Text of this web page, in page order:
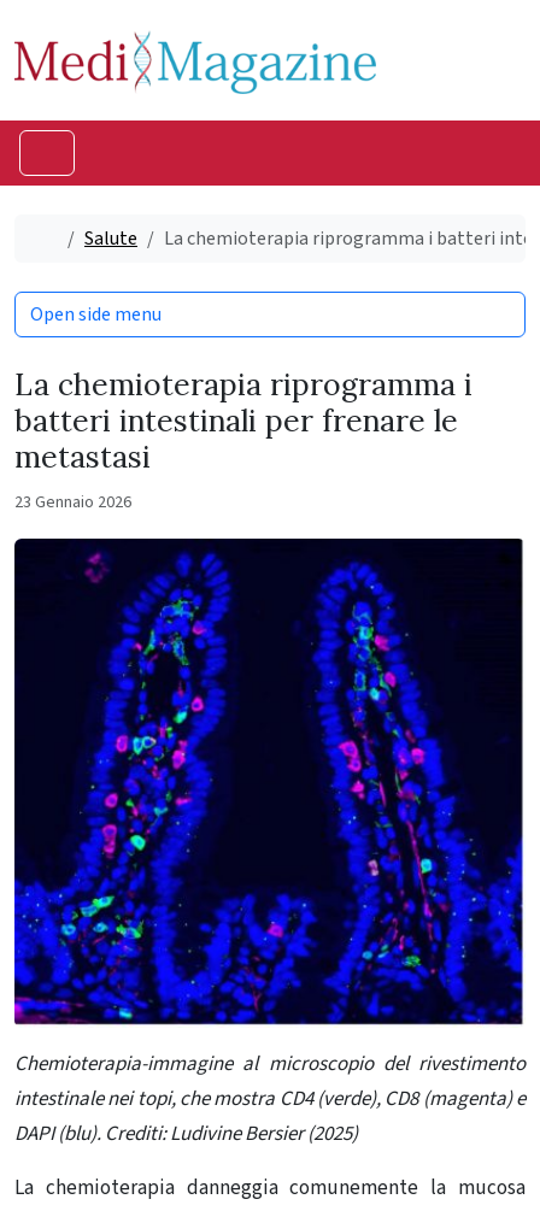
Home
Salute La chemioterapia riprogramma i batteri
La chemioterapia riprogramma i
batteri intestinali per frenare le
metastasi
23 Gennaio 2026
Chemioterapia-immagine al microscopio del rivestimento
intestinale nei topi, che mostra CD4 (verde), CD8 (magenta) e
DAPI (blu). Crediti: Ludivine Bersier (2025)
La chemioterapia danneggia comunemente la mucosa
Open side menu